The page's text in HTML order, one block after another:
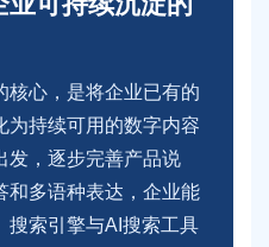
核心，是将企业已有的
为持续可用的数字内容
发，逐步完善产品说
和多语种表达，企业能
搜索引擎与AI搜索工具